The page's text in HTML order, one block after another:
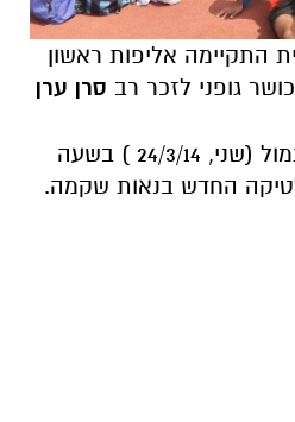
התקיימה אליפות ראשון
גופני לזכר רב סרן ערן
האליפות התקיימה אתמול (שני, 24/3/14 ) בשעה